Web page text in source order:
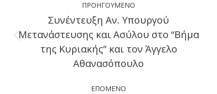
navigation
ΠΡΟΗΓΟΎΜΕΝΟ
Previous
post:
Συνέντευξη Αν. Υπουργού
Μετανάστευσης και Ασύλου στο “Βήμα
της Κυριακής” και τον Άγγελο
Αθανασόπουλο
ΕΠΌΜΕΝΟ